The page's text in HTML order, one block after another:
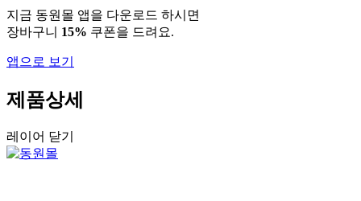
지금 동원몰 앱을 다운로드 하시면
장바구니 15% 쿠폰을 드려요.
앱으로 보기
제품상세
레이어 닫기